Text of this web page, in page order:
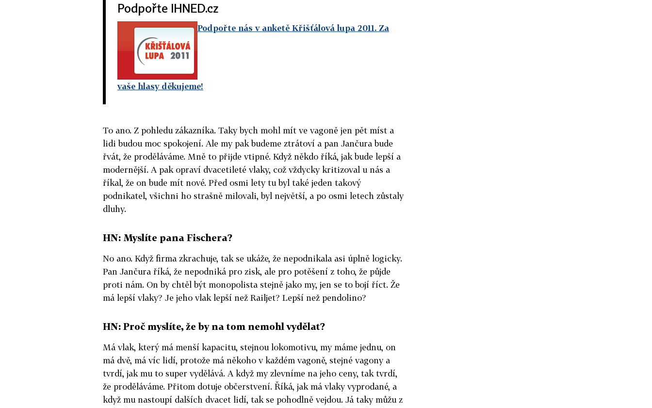
Podpořte IHNED.cz
Podpořte nás v anketě Křišťálová lupa 2011. Za
vaše hlasy děkujeme!
To ano. Z pohledu zákazníka. Taky bych mohl mít ve vagoně jen pět míst a
lidi budou moc spokojení. Ale my pak budeme ztrátoví a pan Jančura bude
řvát, že proděláváme. Mně to přijde vtipné. Když někdo říká, jak bude lepší a
modernější. A pak opraví dvacetileté vlaky, což vždycky kritizoval u nás a
říkal, že on bude mít nové. Před osmi lety tu byl také jeden takový
podnikatel, všichni ho strašně milovali, byl největší, a po osmi letech zůstaly
dluhy.
HN: Myslíte pana Fischera?
No ano. Když firma zkrachuje, tak se ukáže, že nepodnikala asi úplně logicky.
Pan Jančura říká, že nepodniká pro zisk, ale pro potěšení z toho, že půjde
proti nám. On by chtěl být monopolista stejně jako my, jen se to bojí říct. Že
má lepší vlaky? Je jeho vlak lepší než Railjet? Lepší než pendolino?
HN: Proč myslíte, že by na tom nemohl vydělat?
Má vlak, který má menší kapacitu, stejnou lokomotivu, my máme jednu, on
má dvě, má víc lidí, protože má někoho v každém vagoně, stejné vagony a
tvrdí, jak mu to super vydělává. A když my zlevníme na jeho ceny, tak tvrdí,
že proděláváme. Přitom dotuje občerstvení. Říká, jak má vlaky vyprodané, a
když mu nastoupí dalších dvacet lidí, tak se pohodlně vejdou. Já taky můžu z